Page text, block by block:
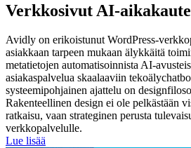
Verkkosivut AI-
Avidly on erikoistunut WordPress-
asiakkaan tarpeen mukaan älykkäitä
metatietojen automatisoinnista AI-
asiakaspalvelua skaalaaviin
systeemipohjainen ajattelu on
Rakenteellinen design ei ole pelkästään
ratkaisu, vaan strateginen perusta
verkkopalvelulle.
Lue lisää